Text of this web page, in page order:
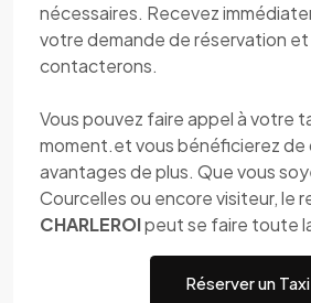
nécessaires. Recevez
votre demande de réservation et
contacterons.
Vous pouvez faire appel à votre
moment.et vous bénéficierez de
avantages de plus. Que vous
Courcelles ou encore visiteur, le
CHARLEROIpeut se faire toute
Réserver un Taxi